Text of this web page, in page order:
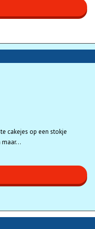
cakejes op een stokje
maar...